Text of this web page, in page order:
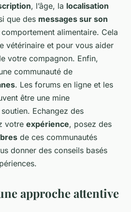
, l’âge, la localisation
que des messages sur son
alimentaire. Cela
vétérinaire et pour vous aider
votre compagnon. Enfin,
communauté de
. Les forums en ligne et les
être une mine
Echangez des
votre expérience, posez des
de ces communautés
donner des conseils basés
approche attentive